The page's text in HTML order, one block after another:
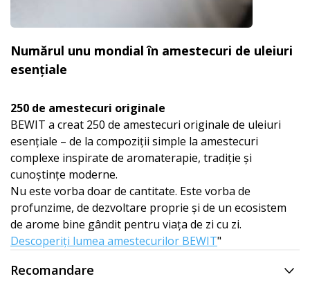
Numărul unu mondial în amestecuri de uleiuri
esențiale
250 de amestecuri originale
BEWIT a creat 250 de amestecuri originale de uleiuri
esențiale – de la compoziții simple la amestecuri
complexe inspirate de aromaterapie, tradiție și
cunoștințe moderne.
Nu este vorba doar de cantitate. Este vorba de
profunzime, de dezvoltare proprie și de un ecosistem
de arome bine gândit pentru viața de zi cu zi.
Descoperiți lumea amestecurilor BEWIT"
Recomandare